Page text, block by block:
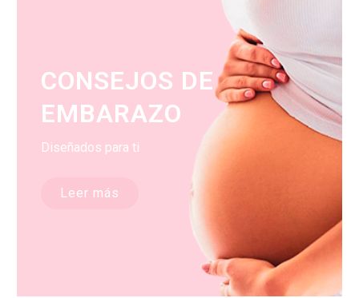
CONSEJOS DE
EMBARAZO
Diseñados para ti
Leer más